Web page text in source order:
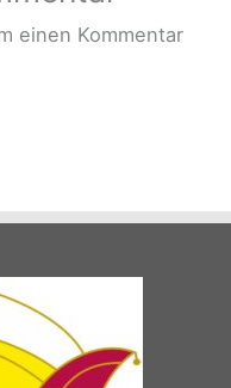
einen Kommentar